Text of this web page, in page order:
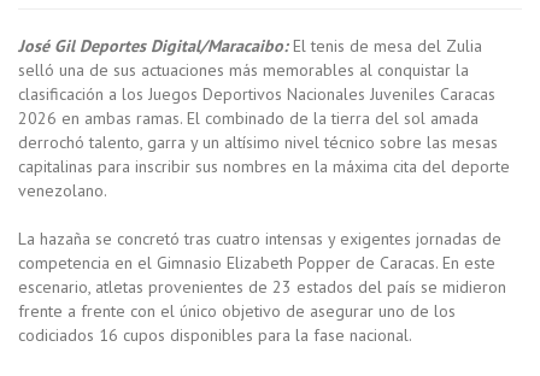
José Gil Deportes Digital/Maracaibo:El tenis de mesa del Zulia
selló una de sus actuaciones más memorables al conquistar la
clasificación a los Juegos Deportivos Nacionales Juveniles Caracas
2026 en ambas ramas. El combinado de la tierra del sol amada
derrochó talento, garra y un altísimo nivel técnico sobre las mesas
capitalinas para inscribir sus nombres en la máxima cita del deporte
venezolano.
La hazaña se concretó tras cuatro intensas y exigentes jornadas de
competencia en el Gimnasio Elizabeth Popper de Caracas. En este
escenario, atletas provenientes de 23 estados del país se midieron
frente a frente con el único objetivo de asegurar uno de los
codiciados 16 cupos disponibles para la fase nacional.